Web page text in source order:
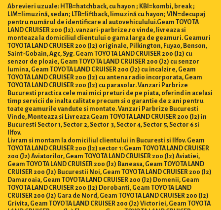
Abrevieri uzuale: HTB=hatchback, cu hayon ; KBI=kombi, break ;
LIM=limuzină, sedan; LTB=liftback, limuzină cu hayon; VIN=decupaj
pentru numărul de identificare al autovehiculului.Geam TOYOTA
LAND CRUISER 200 (J2). vanzari-parbrize.ro vinde, livreaza si
monteaza la domiciliul clientului o gama larga de geamuri. Geamuri
TOYOTA LAND CRUISER 200 (J2) originale, Pilkington, Fuyao, Benson,
Saint-Gobain, Agc, Syg. Geam TOYOTA LAND CRUISER 200 (J2) cu
senzor de ploaie, Geam TOYOTA LAND CRUISER 200 (J2) cu senzor
lumina, Geam TOYOTA LAND CRUISER 200 (J2) cu incalzire, Geam
TOYOTA LAND CRUISER 200 (J2) cu antena radio incorporata, Geam
TOYOTA LAND CRUISER 200 (J2) cu parasolar. Vanzari Parbrize
Bucuresti practica cele mai mici preturi de pe piata, oferind in acelasi
timp servicii de inalta calitate precum si o garantie de 2 ani pentru
toate geamurile vandute si montate. Vanzari Parbrize Bucuresti
Vinde, Monteaza si Livreaza Geam TOYOTA LAND CRUISER 200 (J2) in
Bucuresti Sector 1, Sector 2, Sector 3, Sector 4, Sector 5, Sector 6 si
Ilfov.
Livram si montam la domiciliul clientului in Bucuresti si Ilfov. Geam
TOYOTA LAND CRUISER 200 (J2) sector 1: Geam TOYOTA LAND CRUISER
200 (J2) Aviatorilor, Geam TOYOTA LAND CRUISER 200 (J2) Aviatiei,
Geam TOYOTA LAND CRUISER 200 (J2) Baneasa, Geam TOYOTA LAND
CRUISER 200 (J2) Bucurestii Noi, Geam TOYOTA LAND CRUISER 200 (J2)
Damaroaia, Geam TOYOTA LAND CRUISER 200 (J2) Domenii, Geam
TOYOTA LAND CRUISER 200 (J2) Dorobanti, Geam TOYOTA LAND
CRUISER 200 (J2) Gara de Nord, Geam TOYOTA LAND CRUISER 200 (J2)
Grivita, Geam TOYOTA LAND CRUISER 200 (J2) Victoriei, Geam TOYOTA